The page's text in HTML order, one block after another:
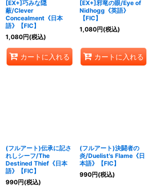
[EX+]巧みな隠
蔽/Clever
Concealment《日本
語》【FIC】
1,080円(税込)
カートに入れる
[EX+]邪竜の眼/Eye of
Nidhogg《英語》
【FIC】
1,080円(税込)
カートに入れる
(フルアート)伝承に記さ
れしシーフ/The
Destined Thief《日本
語》【FIC】
990円(税込)
(フルアート)決闘者の
炎/Duelist's Flame《日
本語》【FIC】
990円(税込)